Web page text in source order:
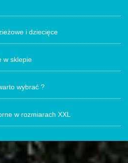
i dziecięce
w sklepie
wybrać ?
w rozmiarach XXL